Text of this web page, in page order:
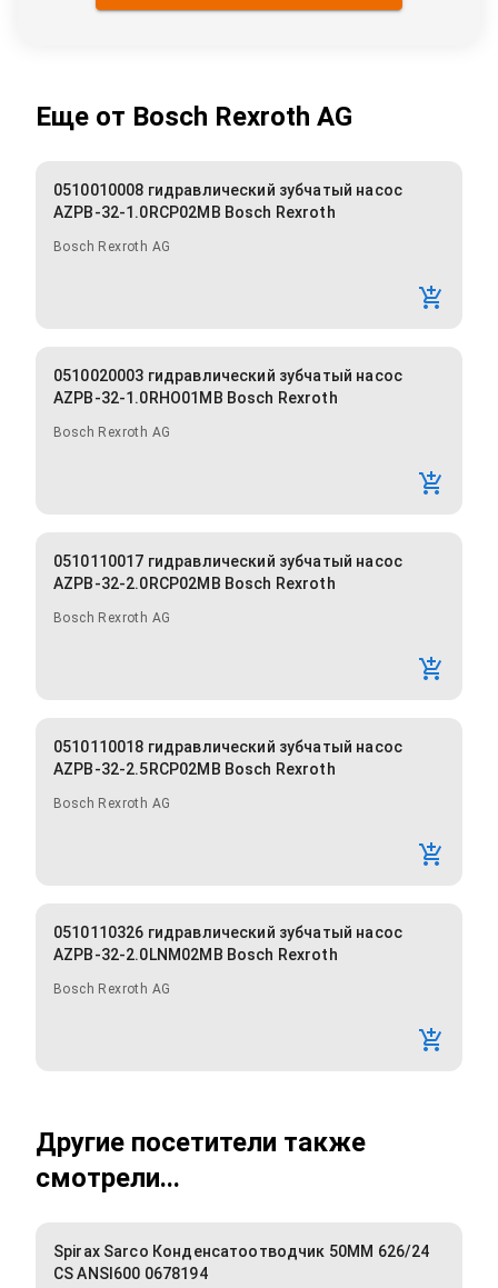
Еще от Bosch Rexroth AG
0510010008 гидравлический зубчатый насос
AZPB-32-1.0RCP02MB Bosch Rexroth
Bosch Rexroth AG
0510020003 гидравлический зубчатый насос
AZPB-32-1.0RHO01MB Bosch Rexroth
Bosch Rexroth AG
0510110017 гидравлический зубчатый насос
AZPB-32-2.0RCP02MB Bosch Rexroth
Bosch Rexroth AG
0510110018 гидравлический зубчатый насос
AZPB-32-2.5RCP02MB Bosch Rexroth
Bosch Rexroth AG
0510110326 гидравлический зубчатый насос
AZPB-32-2.0LNM02MB Bosch Rexroth
Bosch Rexroth AG
Другие посетители также
смотрели...
Spirax Sarco Конденсатоотводчик 50MM 626/24
CS ANSI600 0678194